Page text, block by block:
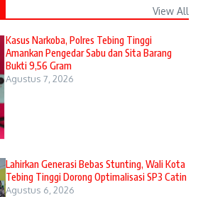
View All
Kasus Narkoba, Polres Tebing Tinggi
Amankan Pengedar Sabu dan Sita Barang
Bukti 9,56 Gram
Agustus 7, 2026
Lahirkan Generasi Bebas Stunting, Wali Kota
Tebing Tinggi Dorong Optimalisasi SP3 Catin
Agustus 6, 2026